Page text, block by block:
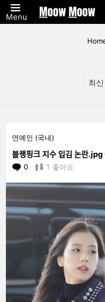
Menu
STORIES
연예인 (국내)
블랭핑크 지수 입김
0 Comments
1 좋아요